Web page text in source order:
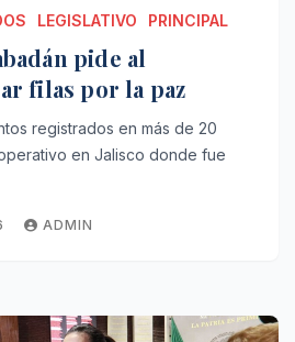
LEGISLATIVO PRINCIPAL
pide al
filas por la paz
registrados en más de 20
en Jalisco donde fue
ADMIN